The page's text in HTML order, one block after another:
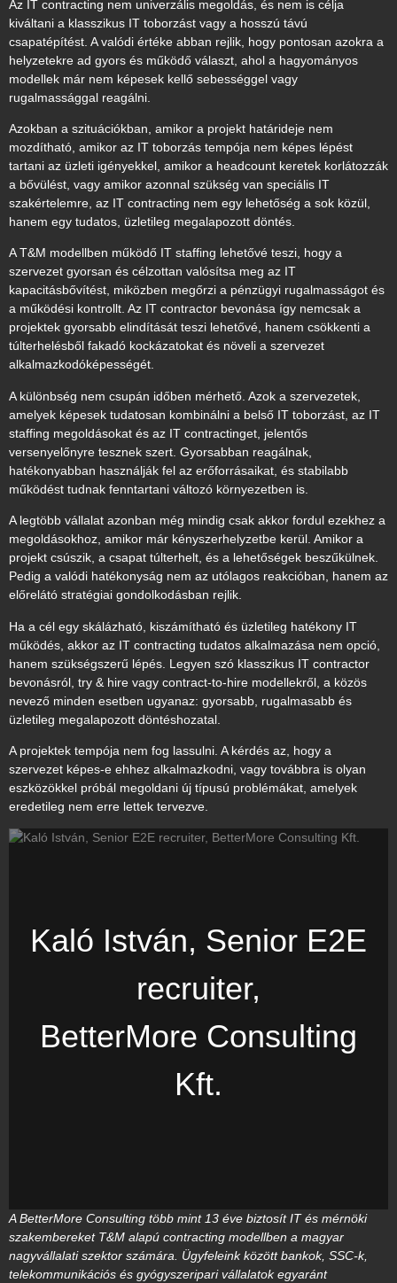
Az IT contracting nem univerzális megoldás, és nem is célja
kiváltani a klasszikus IT toborzást vagy a hosszú távú
csapatépítést. A valódi értéke abban rejlik, hogy pontosan azokra a
helyzetekre ad gyors és működő választ, ahol a hagyományos
modellek már nem képesek kellő sebességgel vagy
rugalmassággal reagálni.
Azokban a szituációkban, amikor a projekt határideje nem
mozdítható, amikor az IT toborzás tempója nem képes lépést
tartani az üzleti igényekkel, amikor a headcount keretek korlátozzák
a bővülést, vagy amikor azonnal szükség van speciális IT
szakértelemre, az IT contracting nem egy lehetőség a sok közül,
hanem egy tudatos, üzletileg megalapozott döntés.
A T&M modellben működő IT staffing lehetővé teszi, hogy a
szervezet gyorsan és célzottan valósítsa meg az IT
kapacitásbővítést, miközben megőrzi a pénzügyi rugalmasságot és
a működési kontrollt. Az IT contractor bevonása így nemcsak a
projektek gyorsabb elindítását teszi lehetővé, hanem csökkenti a
túlterhelésből fakadó kockázatokat és növeli a szervezet
alkalmazkodóképességét.
A különbség nem csupán időben mérhető. Azok a szervezetek,
amelyek képesek tudatosan kombinálni a belső IT toborzást, az IT
staffing megoldásokat és az IT contractinget, jelentős
versenyelőnyre tesznek szert. Gyorsabban reagálnak,
hatékonyabban használják fel az erőforrásaikat, és stabilabb
működést tudnak fenntartani változó környezetben is.
A legtöbb vállalat azonban még mindig csak akkor fordul ezekhez a
megoldásokhoz, amikor már kényszerhelyzetbe kerül. Amikor a
projekt csúszik, a csapat túlterhelt, és a lehetőségek beszűkülnek.
Pedig a valódi hatékonyság nem az utólagos reakcióban, hanem az
előrelátó stratégiai gondolkodásban rejlik.
Ha a cél egy skálázható, kiszámítható és üzletileg hatékony IT
működés, akkor az IT contracting tudatos alkalmazása nem opció,
hanem szükségszerű lépés. Legyen szó klasszikus IT contractor
bevonásról, try & hire vagy contract-to-hire modellekről, a közös
nevező minden esetben ugyanaz: gyorsabb, rugalmasabb és
üzletileg megalapozott döntéshozatal.
A projektek tempója nem fog lassulni. A kérdés az, hogy a
szervezet képes-e ehhez alkalmazkodni, vagy továbbra is olyan
eszközökkel próbál megoldani új típusú problémákat, amelyek
eredetileg nem erre lettek tervezve.
Kaló István, Senior E2E
recruiter,
BetterMore Consulting
Kft.
A BetterMore Consulting több mint 13 éve biztosít IT és mérnöki
szakembereket T&M alapú contracting modellben a magyar
nagyvállalati szektor számára. Ügyfeleink között bankok, SSC-k,
telekommunikációs és gyógyszeripari vállalatok egyaránt